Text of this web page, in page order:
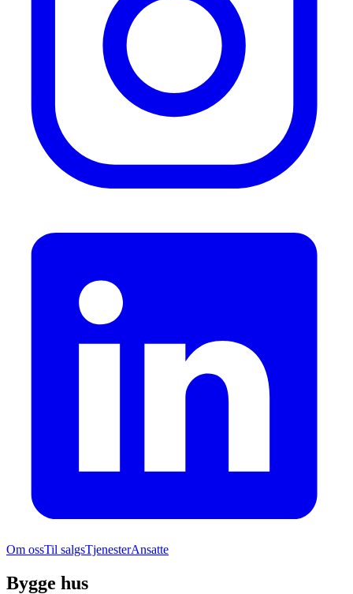
Om ossTil salgsTjenesterAnsatte
Bygge hus